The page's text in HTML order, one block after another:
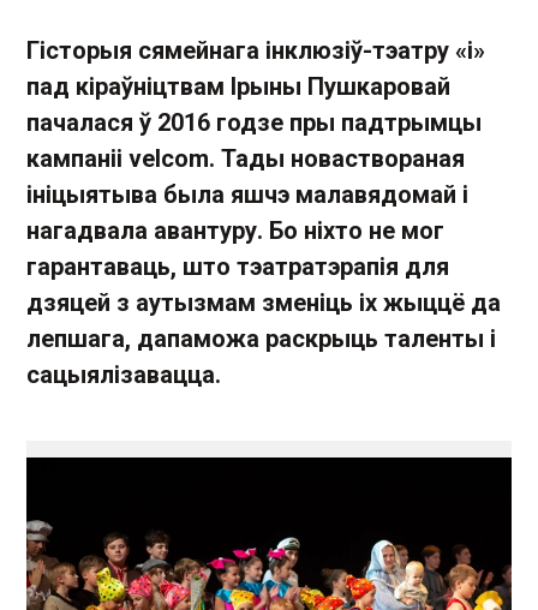
Гісторыя сямейнага інклюзіў-тэатру «і»
пад кіраўніцтвам Ірыны Пушкаровай
пачалася ў 2016 годзе пры падтрымцы
кампаніі velcom. Тады новаствораная
ініцыятыва была яшчэ малавядомай і
нагадвала авантуру. Бо ніхто не мог
гарантаваць, што тэатратэрапія для
дзяцей з аутызмам зменіць іх жыццё да
лепшага, дапаможа раскрыць таленты і
сацыялізавацца.